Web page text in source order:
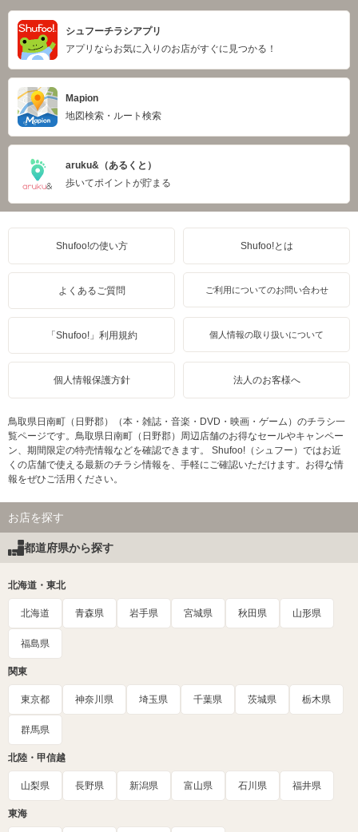
シュフーチラシアプリ
アプリならお気に入りのお店がすぐに見つかる！
Mapion
地図検索・ルート検索
aruku&（あるくと）
歩いてポイントが貯まる
Shufoo!の使い方 Shufoo!とは
よくあるご質問 ご利用についてのお問い合わせ
「Shufoo!」利用規約 個人情報の取り扱いについて
個人情報保護方針 法人のお客様へ
鳥取県日南町（日野郡）（本・雑誌・音楽・DVD・映画・ゲーム）のチラシ一
覧ページです。鳥取県日南町（日野郡）周辺店舗のお得なセールやキャンペー
ン、期間限定の特売情報などを確認できます。 Shufoo!（シュフー）ではお近
くの店舗で使える最新のチラシ情報を、手軽にご確認いただけます。お得な情
報をぜひご活用ください。
お店を探す
都道府県から探す
北海道・東北
北海道 青森県 岩手県 宮城県 秋田県 山形県
福島県
関東
東京都 神奈川県 埼玉県 千葉県 茨城県 栃木県
群馬県
北陸・甲信越
山梨県 長野県 新潟県 富山県 石川県 福井県
東海